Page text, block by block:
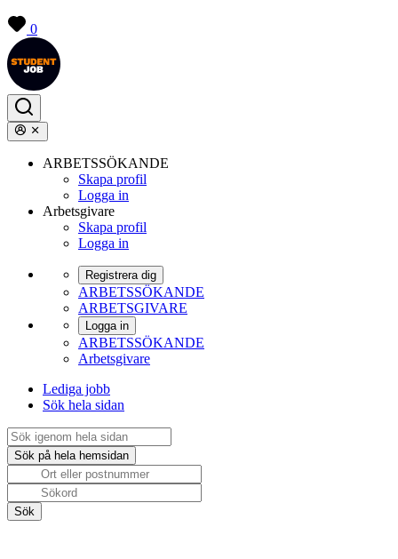
0
ARBETSSÖKANDE
Skapa profil
Logga in
Arbetsgivare
Skapa profil
Logga in
Registrera dig
ARBETSSÖKANDE
ARBETSGIVARE
Logga in
ARBETSSÖKANDE
Arbetsgivare
Lediga jobb
Sök hela sidan